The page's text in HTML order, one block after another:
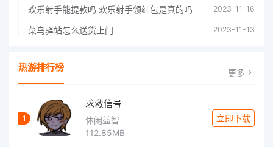
欢乐射手能提款吗 欢乐射手领红包是真的吗 2023-11-16
菜鸟驿站怎么送货上门 2023-11-13
热游排行榜 更多
1
求救信号
休闲益智
112.85MB
立即下载